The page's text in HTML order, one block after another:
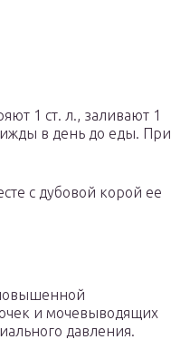
1 ст. л., заливают 1
в день до еды. При
с дубовой корой ее
и мочевыводящих
давления.